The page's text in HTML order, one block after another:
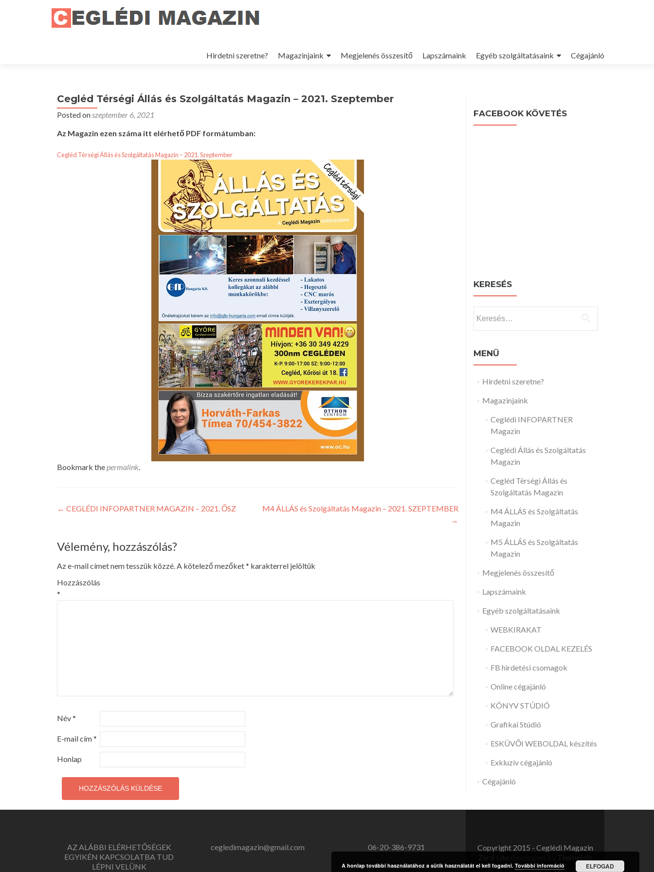
to
Hirdetni szeretne? Magazinjaink Megjelenés összesítő Lapszámaink Egyéb szolgáltatásaink Cégajánló
Cegléd Térségi Állás és Szolgáltatás Magazin – 2021. Szeptember
Posted onszeptember 6, 2021
Az Magazin ezen száma itt elérhető PDF formátumban:
Cegléd Térségi Állás és Szolgáltatás Magazin – 2021. Szeptember
Bookmark thepermalink.
Bejegyzés
← CEGLÉDI INFOPARTNER MAGAZIN – 2021. ŐSZ
M4 ÁLLÁS és Szolgáltatás Magazin – 2021. SZEPTEMBER
→
Vélemény, hozzászólás?
Az e-mail címet nem tesszük közzé.A kötelező mezőket* karakterrel jelöltük
Hozzászólás
*
Név*
E-mail cím*
Honlap
FACEBOOK KÖVETÉS
KERESÉS
MENÜ
Hirdetni szeretne?
Magazinjaink
Ceglédi INFOPARTNER
Magazin
Ceglédi Állás és Szolgáltatás
Magazin
Cegléd Térségi Állás és
Szolgáltatás Magazin
M4 ÁLLÁS és Szolgáltatás
Magazin
M5 ÁLLÁS és Szolgáltatás
Magazin
Megjelenés összesítő
Lapszámaink
Egyéb szolgáltatásaink
WEBKIRAKAT
FACEBOOK OLDAL KEZELÉS
FB hirdetési csomagok
Online cégajánló
KÖNYV STÚDIÓ
Grafikai Stúdió
ESKÜVŐI WEBOLDAL készítés
Exkluzív cégajánló
Cégajánló
AZ ALÁBBI ELÉRHETŐSÉGEK
EGYIKÉN KAPCSOLATBA TUD
LÉPNI VELÜNK
cegledimagazin@gmail.com 06-20-386-9731
Copyright 2015 - Ceglédi Magazin
A honlap további használatához a sütik használatát el kell fogadni. További információ ELFOGAD